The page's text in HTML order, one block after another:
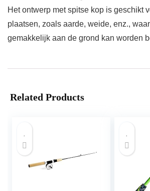
Het ontwerp met spitse kop is geschikt
plaatsen, zoals aarde, weide, enz.,
gemakkelijk aan de grond kan worden
Related Products